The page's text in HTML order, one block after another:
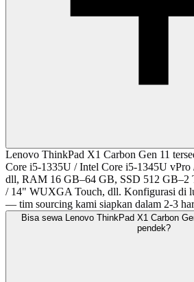
Lenovo ThinkPad X1 Carbon Gen 11
Core i5-1335U / Intel Core i5-1345U
dll, RAM 16 GB–64 GB, SSD 512
/ 14" WUXGA Touch, dll. Konfigurasi di
— tim sourcing kami siapkan dalam 2-3
Bisa sewa Lenovo ThinkPad X1 Carbon
pendek?